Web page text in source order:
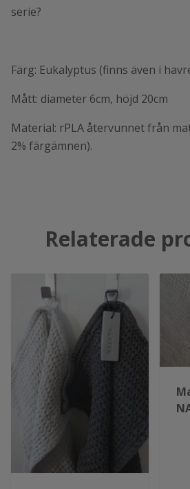
serie?
Färg: Eukalyptus (finns även i
Mått: diameter 6cm, höjd 20cm
Material: rPLA återvunnet från
2% färgämnen).
Relaterade